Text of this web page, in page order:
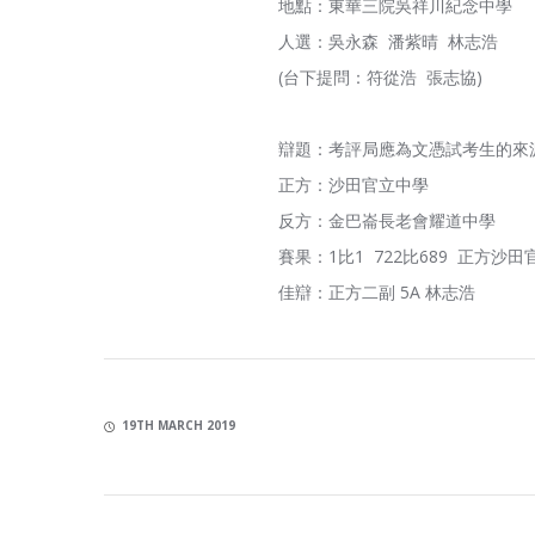
地點：東華三院吳祥川紀念中學
人選：吳永森 潘紫晴 林志浩
(台下提問：符從浩 張志協)
辯題：考評局應為文憑試考生的來
正方：沙田官立中學
反方：金巴崙長老會耀道中學
賽果：1比1 722比689 正方沙田
佳辯：正方二副 5A 林志浩
19TH MARCH 2019